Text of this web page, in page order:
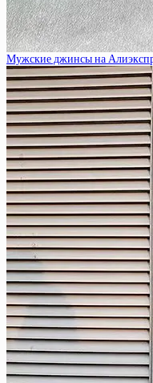
Мужские джинсы на